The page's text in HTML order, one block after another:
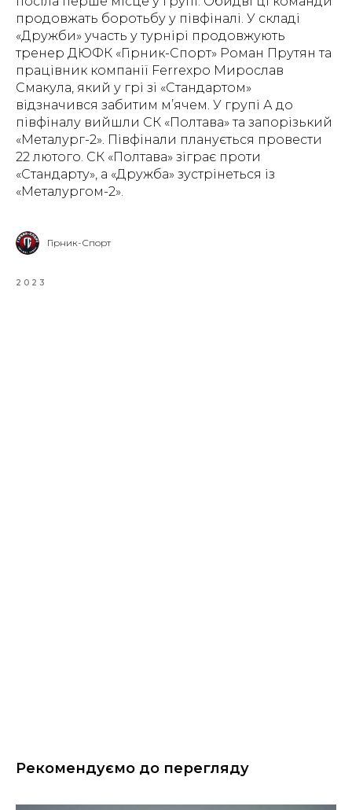
продовжать боротьбу у півфіналі. У складі
«Дружби» участь у турнірі продовжують
тренер ДЮФК «Гірник-Спорт» Роман Прутян та
працівник компанії Ferrexpo Мирослав
Смакула, який у грі зі «Стандартом»
відзначився забитим м’ячем. У групі А до
півфіналу вийшли СК «Полтава» та запорізький
«Металург-2». Півфінали планується провести
22 лютого. СК «Полтава» зіграє проти
«Стандарту», а «Дружба» зустрінеться із
«Металургом-2».
Гірник-Спорт
2023
Рекомендуємо до перегляду